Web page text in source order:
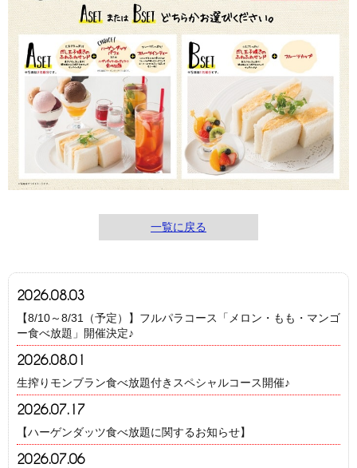
2026.08.03
【8/10～8/31（予定）】フルパラコース「メロン・もも・マンゴ
ー食べ放題」開催決定♪
2026.08.01
生搾りモンブラン食べ放題付きスペシャルコース開催♪
2026.07.17
【ハーゲンダッツ食べ放題に関するお知らせ】
2026.07.06
一覧に戻る